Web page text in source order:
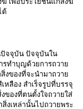
ด้
จุบันปัจจุบันใน
ารทำบุญด้วยการถวา
งของที่จะนำมาถวา
ลือง สำเร็จรูปที่บรรจุ
ของที่ตนตั้งใจถวายใส่
งเหล่านั้นไปถวายพระ